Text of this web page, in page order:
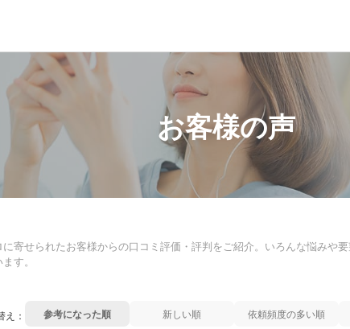
お客様の声
寄せられたお客様からの口コミ評価・評判をご紹介。いろんな悩みや
す。
え： 参考になった順 新しい順 依頼頻度の多い順